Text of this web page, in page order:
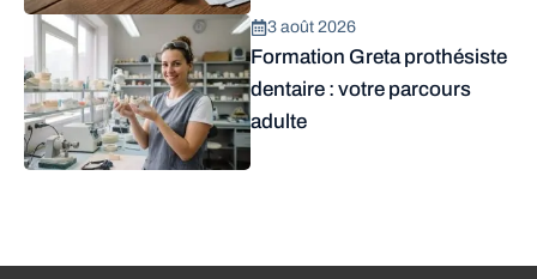
3 août 2026
Formation Greta prothésiste
dentaire : votre parcours
adulte